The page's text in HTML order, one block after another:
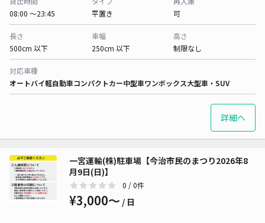
08:00 〜23:45
平置き
可
長さ
500cm 以下
車幅
250cm 以下
高さ
制限なし
対応車種
オートバイ軽自動車コンパクトカー中型車ワンボックス大型車・SUV
詳細へ
一宮運輸(株)駐車場【今治市民のまつり2026年8
月9日(日)】
0 / 0件
¥3,000〜 / 日